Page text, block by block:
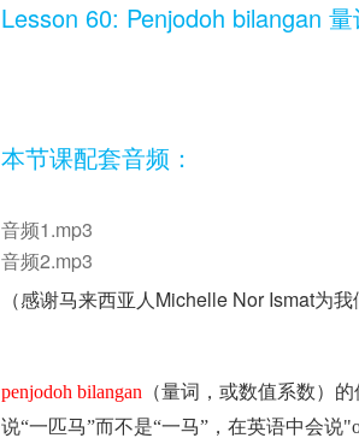
Lesson 60: Penjodoh bilangan 量
本节课配套音频：
音频1.mp3
音频2.mp3
（感谢马来西亚人Michelle Nor Ismat为
penjodoh bilangan （量词，或数值系数）
说“一匹马”而不是“一马”，在英语中会说